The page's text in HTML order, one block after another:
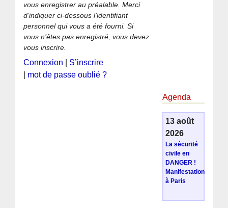
vous enregistrer au préalable. Merci
d’indiquer ci-dessous l’identifiant
personnel qui vous a été fourni. Si
vous n’êtes pas enregistré, vous devez
vous inscrire.
Connexion
S’inscrire
mot de passe oublié ?
Agenda
13 août
2026
La sécurité
civile en
DANGER !
Manifestation
à Paris